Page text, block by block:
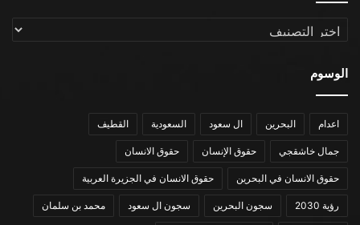
التصنيفات
الوسوم
اعدام البحرين ال سعود السعودية القطيف
جمال خاشقجي حقوق الإنسان حقوق الانسان
حقوق الانسان في البحرين حقوق الانسان في الجزيرة العربية
رؤية 2030 سجون البحرين سجون ال سعود محمد بن سلمان